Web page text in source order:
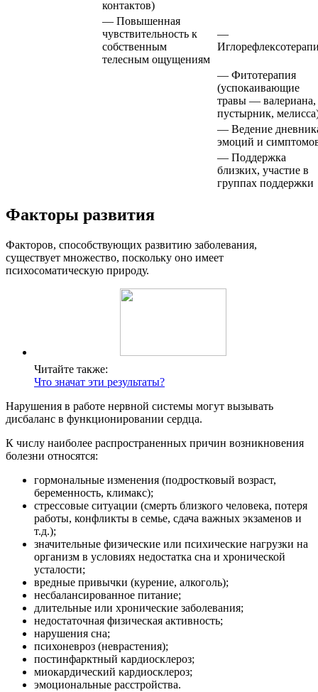
контактов)
— Повышенная
чувствительность к
собственным
телесным ощущениям
—
— Фитотерапия
(успокаивающие
травы — валериана,
пустырник,
— Ведение
эмоций и
— Поддержка
близких, участие в
группах поддержки
Факторы развития
Факторов, способствующих развитию заболевания,
существует множество, поскольку оно имеет
психосоматическую природу.
Читайте также:
Что значат эти результаты?
Нарушения в работе нервной системы могут вызывать
дисбаланс в функционировании сердца.
К числу наиболее распространенных причин возникновения
болезни относятся:
гормональные изменения (подростковый возраст,
беременность, климакс);
стрессовые ситуации (смерть близкого человека, потеря
работы, конфликты в семье, сдача важных экзаменов и
т.д.);
значительные физические или психические нагрузки на
организм в условиях недостатка сна и хронической
усталости;
вредные привычки (курение, алкоголь);
несбалансированное питание;
длительные или хронические заболевания;
недостаточная физическая активность;
нарушения сна;
психоневроз (неврастения);
постинфарктный кардиосклероз;
миокардический кардиосклероз;
эмоциональные расстройства.